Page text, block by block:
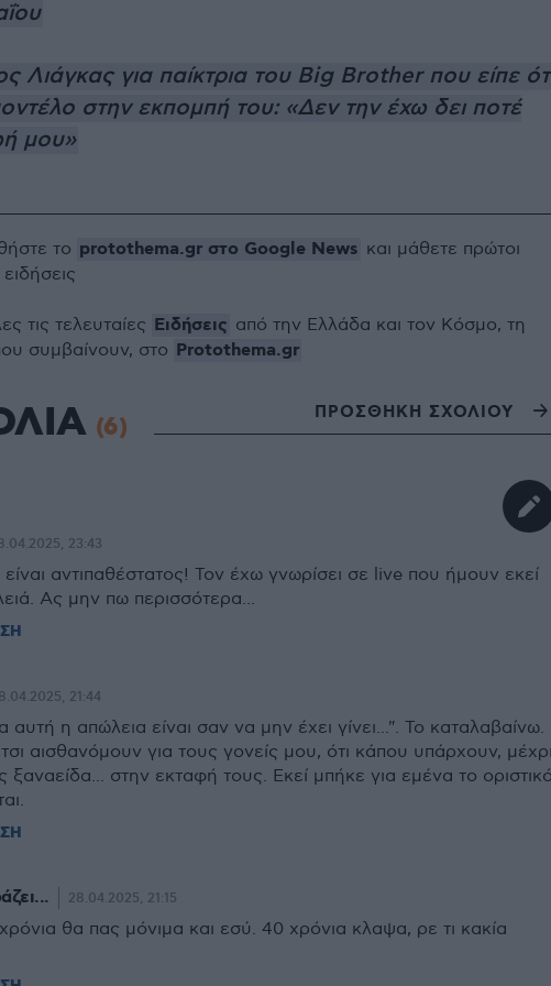
Λιάγκας για παίκτρια του Big Brother που είπε
στην εκπομπή του: «Δεν την έχω δει ποτέ
μου»
το protothema.gr στο Google News και μάθετε πρώτοι
τις τελευταίες Ειδήσεις από την Ελλάδα και τον Κόσμο, τη
συμβαίνουν, στο Protothema.gr
(6) ΠΡΟΣΘΗΚΗ ΣΧΟΛΙΟΥ
23:43
αντιπαθέστατος! Τον έχω γνωρίσει σε live που ήμουν εκεί
Ας μην πω περισσότερα...
21:44
αυτή η απώλεια είναι σαν να μην έχει γίνει...". Το καταλαβαίνω.
αισθανόμουν για τους γονείς μου, ότι κάπου υπάρχουν,
ξαναείδα... στην εκταφή τους. Εκεί μπήκε για εμένα το
28.04.2025, 21:15
θα πας μόνιμα και εσύ. 40 χρόνια κλαψα, ρε τι κακία